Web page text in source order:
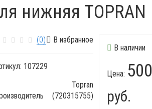
нижняя TOPRAN
(0) В избранное
107229
Topran
(720315755)
В наличии
Цена: 500
руб.